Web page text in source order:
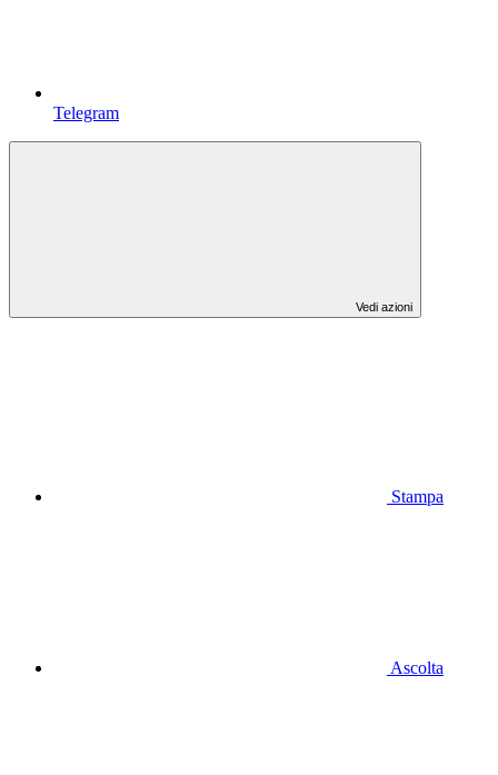
Telegram
Vedi azioni
Stampa
Ascolta